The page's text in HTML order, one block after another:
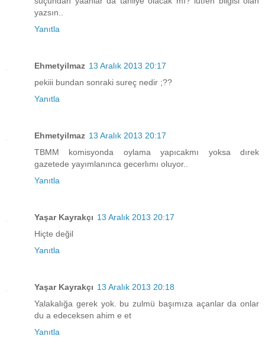
yazsın..
Yanıtla
Ehmetyilmaz 13 Aralık 2013 20:17
pekiii bundan sonraki sureç nedir ;??
Yanıtla
Ehmetyilmaz 13 Aralık 2013 20:17
TBMM komisyonda oylama yapıcakmı yoksa dırek
gazetede yayımlanınca gecerlımı oluyor..
Yanıtla
Yaşar Kayrakçı 13 Aralık 2013 20:17
Hiçte değil
Yanıtla
Yaşar Kayrakçı 13 Aralık 2013 20:18
Yalakalığa gerek yok. bu zulmü başımıza açanlar da onlar
du a edeceksen ahim e et
Yanıtla